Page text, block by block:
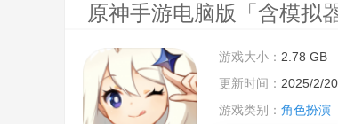
原神手游电脑版「含模拟
游戏大小： 2.78 GB
更新时间： 2025/2/20
游戏类别： 角色扮演